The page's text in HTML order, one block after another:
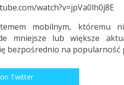
watch?v=jpVa0lh0j8E
mobilnym, któremu
mniejsze lub większe
bezpośrednio na popularność
Twitter